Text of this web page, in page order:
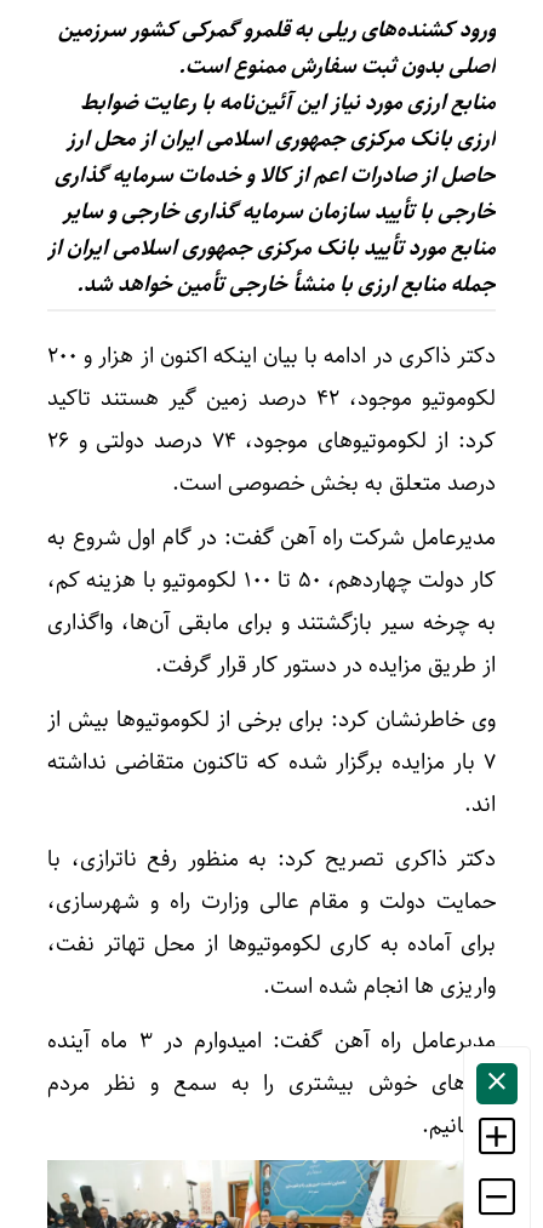
ورود کشنده‌های ریلی به قلمرو گمرکی کشور سرزمین
اصلی بدون ثبت سفارش ممنوع است.
منابع ارزی مورد نیاز این آئین‌نامه با رعایت ضوابط
ارزی بانک مرکزی جمهوری اسلامی ایران از محل ارز
حاصل از صادرات اعم از کالا و خدمات سرمایه گذاری
خارجی با تأیید سازمان سرمایه گذاری خارجی و سایر
منابع مورد تأیید بانک مرکزی جمهوری اسلامی ایران از
جمله منابع ارزی با منشأ خارجی تأمین خواهد شد.
دکتر ذاکری در ادامه با بیان اینکه اکنون از هزار و ۲۰۰
لکوموتیو موجود، ۴۲ درصد زمین گیر هستند تاکید
کرد: از لکوموتیوهای موجود، ۷۴ درصد دولتی و ۲۶
درصد متعلق به بخش خصوصی است.
مدیرعامل شرکت راه آهن گفت: در گام اول شروع به
کار دولت چهاردهم، ۵۰ تا ۱۰۰ لکوموتیو با هزینه کم،
به چرخه سیر بازگشتند و برای مابقی آن‌ها، واگذاری
از طریق مزایده در دستور کار قرار گرفت.
وی خاطرنشان کرد: برای برخی از لکوموتیوها بیش از
۷ بار مزایده برگزار شده که تاکنون متقاضی نداشته
اند.
دکتر ذاکری تصریح کرد: به منظور رفع ناترازی، با
حمایت دولت و مقام عالی وزارت راه و شهرسازی،
برای آماده به کاری لکوموتیوها از محل تهاتر نفت،
واریزی ها انجام شده است.
مدیرعامل راه آهن گفت: امیدوارم در ۳ ماه آینده
خبرهای خوش بیشتری را به سمع و نظر مردم
برسانیم.